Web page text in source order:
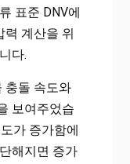
표준 DNV에
계산을 위
다.
충돌 속도와
보여주었습
가 증가함에
해지면 증가